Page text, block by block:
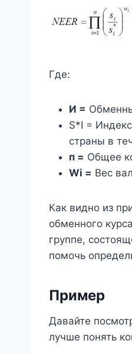
Где:
И =
S*I =
страны в
п = Общее
Wi = Вес
Как видно из
обменного
группе,
помочь
Пример
Давайте
лучше понять